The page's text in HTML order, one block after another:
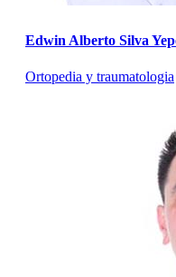
Edwin Alberto Silva
Ortopedia y traumatologia